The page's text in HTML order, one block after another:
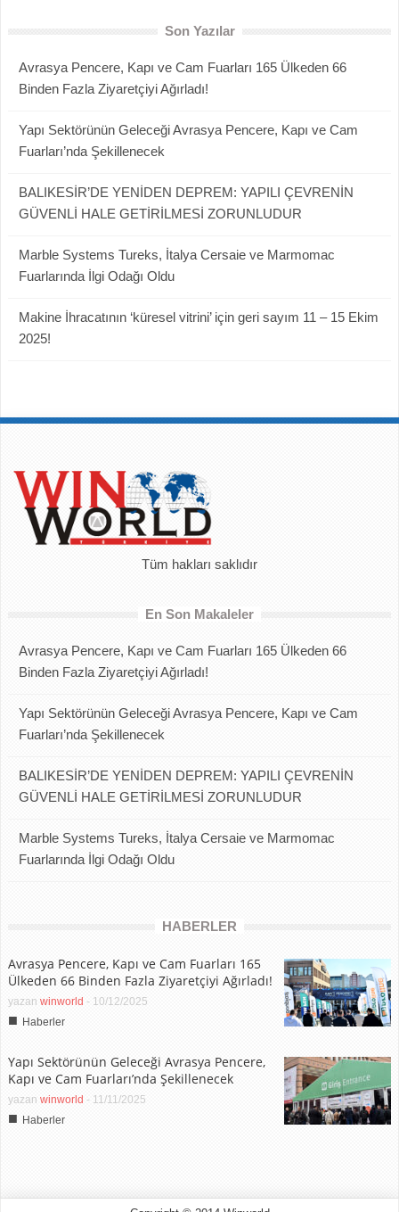
Son Yazılar
Avrasya Pencere, Kapı ve Cam Fuarları 165 Ülkeden 66
Binden Fazla Ziyaretçiyi Ağırladı!
Yapı Sektörünün Geleceği Avrasya Pencere, Kapı ve Cam
Fuarları’nda Şekillenecek
BALIKESİR’DE YENİDEN DEPREM: YAPILI ÇEVRENİN
GÜVENLİ HALE GETİRİLMESİ ZORUNLUDUR
Marble Systems Tureks, İtalya Cersaie ve Marmomac
Fuarlarında İlgi Odağı Oldu
Makine İhracatının ‘küresel vitrini’ için geri sayım 11 – 15 Ekim
2025!
Tüm hakları saklıdır
En Son Makaleler
Avrasya Pencere, Kapı ve Cam Fuarları 165 Ülkeden 66
Binden Fazla Ziyaretçiyi Ağırladı!
Yapı Sektörünün Geleceği Avrasya Pencere, Kapı ve Cam
Fuarları’nda Şekillenecek
BALIKESİR’DE YENİDEN DEPREM: YAPILI ÇEVRENİN
GÜVENLİ HALE GETİRİLMESİ ZORUNLUDUR
Marble Systems Tureks, İtalya Cersaie ve Marmomac
Fuarlarında İlgi Odağı Oldu
HABERLER
Avrasya Pencere, Kapı ve Cam Fuarları 165
Ülkeden 66 Binden Fazla Ziyaretçiyi Ağırladı!
yazan winworld - 10/12/2025
■ Haberler
Yapı Sektörünün Geleceği Avrasya Pencere,
Kapı ve Cam Fuarları’nda Şekillenecek
yazan winworld - 11/11/2025
■ Haberler